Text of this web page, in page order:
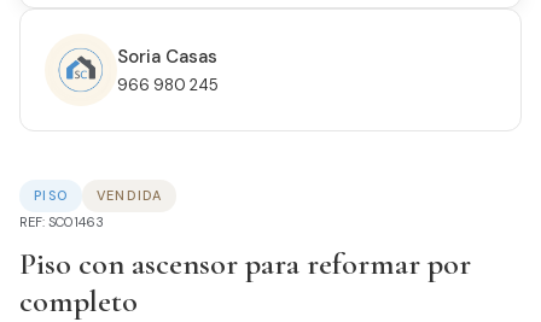
PISO
VENDIDA
REF: SC01463
Piso con ascensor para reformar por
completo
Soria Casas
966 980 245